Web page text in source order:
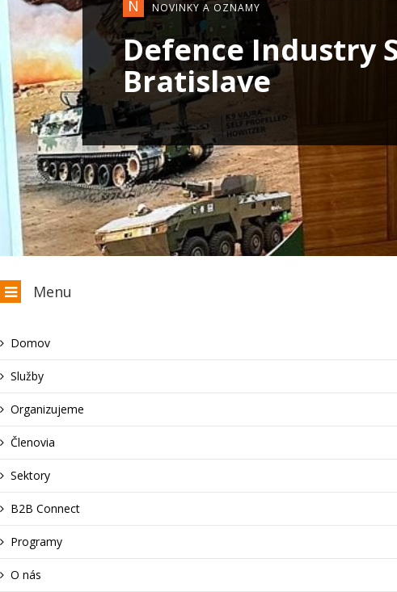
S STARTUP PROGRAMS
Export do Indie
Menu
Domov
Služby
Organizujeme
Členovia
Sektory
B2B Connect
Programy
O nás